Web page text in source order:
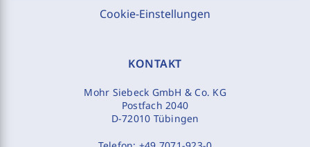
Cookie-Einstellungen
KONTAKT
Mohr Siebeck GmbH & Co. KG
Postfach 2040
D-72010 Tübingen